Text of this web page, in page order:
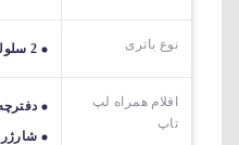
نوع باتری 2 سلولی
اقلام همراه لپ
تاپ
شارژر